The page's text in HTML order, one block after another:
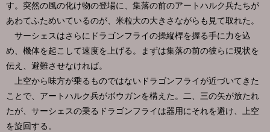
す。突然の風の化け物の登場に、集落の前のアートハルク兵たちが
あわてふためいているのが、米粒大の大きさながらも見て取れた。
サーシェスはさらにドラゴンフライの操縦桿を握る手に力を込
め、機体を起こして速度を上げる。まずは集落の前の彼らに現状を
伝え、避難させなければ。
上空から味方が乗るものではないドラゴンフライが近づいてきた
ことで、アートハルク兵がボウガンを構えた。二、三の矢が放たれ
たが、サーシェスの乗るドラゴンフライは器用にそれを避け、上空
を旋回する。